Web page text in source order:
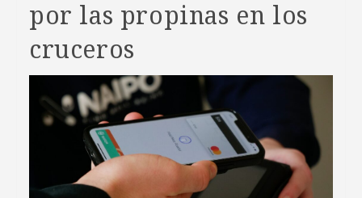
por las propinas en los
cruceros